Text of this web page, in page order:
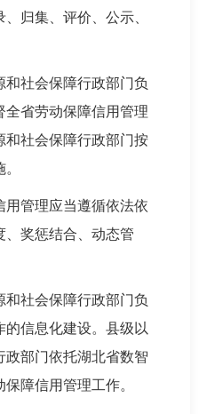
归集、评价、公示、
社会保障行政部门负
全省劳动保障信用管理
和社会保障行政部门按
管理应当遵循依法依
、奖惩结合、动态管
社会保障行政部门负
信息化建设。县级以
政部门依托湖北省数智
障信用管理工作。